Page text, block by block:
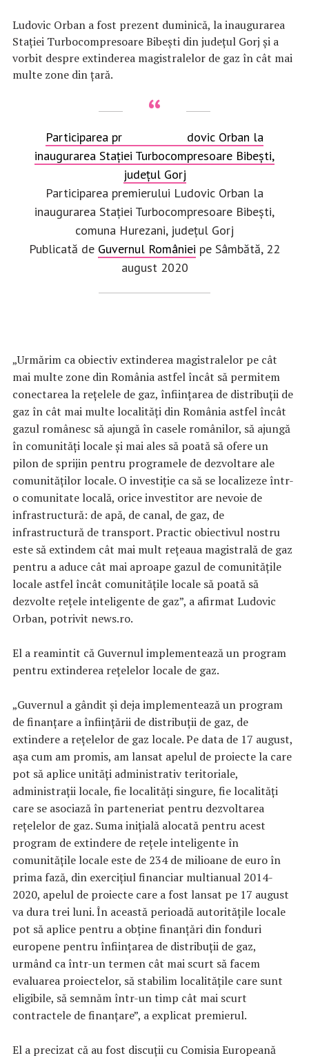
Ludovic Orban a fost prezent duminică, la inaugurarea
Staţiei Turbocompresoare Bibeşti din judeţul Gorj şi a
vorbit despre extinderea magistralelor de gaz în cât mai
multe zone din ţară.
Participarea premierului Ludovic Orban la
inaugurarea Stației Turbocompresoare Bibești,
județul Gorj
Participarea premierului Ludovic Orban la
inaugurarea Stației Turbocompresoare Bibești,
comuna Hurezani, județul Gorj
Publicată de Guvernul României pe Sâmbătă, 22
august 2020
„Urmărim ca obiectiv extinderea magistralelor pe cât
mai multe zone din România astfel încât să permitem
conectarea la reţelele de gaz, înfiinţarea de distribuţii de
gaz în cât mai multe localităţi din România astfel încât
gazul românesc să ajungă în casele românilor, să ajungă
în comunităţi locale şi mai ales să poată să ofere un
pilon de sprijin pentru programele de dezvoltare ale
comunităţilor locale. O investiţie ca să se localizeze într-
o comunitate locală, orice investitor are nevoie de
infrastructură: de apă, de canal, de gaz, de
infrastructură de transport. Practic obiectivul nostru
este să extindem cât mai mult reţeaua magistrală de gaz
pentru a aduce cât mai aproape gazul de comunităţile
locale astfel încât comunităţile locale să poată să
dezvolte reţele inteligente de gaz”, a afirmat Ludovic
Orban, potrivit news.ro.
El a reamintit că Guvernul implementează un program
pentru extinderea reţelelor locale de gaz.
„Guvernul a gândit şi deja implementează un program
de finanţare a înfiinţării de distribuţii de gaz, de
extindere a reţelelor de gaz locale. Pe data de 17 august,
aşa cum am promis, am lansat apelul de proiecte la care
pot să aplice unităţi administrativ teritoriale,
administraţii locale, fie localităţi singure, fie localităţi
care se asociază în parteneriat pentru dezvoltarea
reţelelor de gaz. Suma iniţială alocată pentru acest
program de extindere de reţele inteligente în
comunităţile locale este de 234 de milioane de euro în
prima fază, din exerciţiul financiar multianual 2014-
2020, apelul de proiecte care a fost lansat pe 17 august
va dura trei luni. În această perioadă autorităţile locale
pot să aplice pentru a obţine finanţări din fonduri
europene pentru înfiinţarea de distribuţii de gaz,
urmând ca într-un termen cât mai scurt să facem
evaluarea proiectelor, să stabilim localităţile care sunt
eligibile, să semnăm într-un timp cât mai scurt
contractele de finanţare”, a explicat premierul.
El a precizat că au fost discuţii cu Comisia Europeană